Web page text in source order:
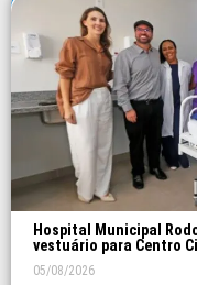
Hospital Municipal
vestuário para Centro
05/08/2026